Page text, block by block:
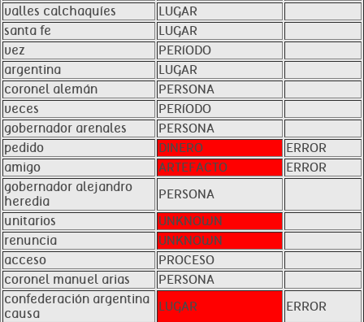
valles calchaquíes
LUGAR
santa fe
LUGAR
vez
PERíODO
argentina
LUGAR
coronel alemán
PERSONA
veces
PERíODO
gobernador arenales
PERSONA
pedido
DINERO
ERROR
amigo
ARTEFACTO
ERROR
gobernador alejandro
heredia
PERSONA
unitarios
UNKNOWN
renuncia
UNKNOWN
acceso
PROCESO
coronel manuel arias
PERSONA
confederación argentina
causa
LUGAR
ERROR